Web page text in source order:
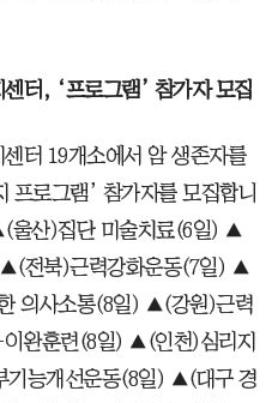
터, ‘프로그램’ 참가자 모집
터 19개소에서 암 생존자를
프로그램’ 참가자를 모집합니
산)집단 미술치료(6일) ▲
전북)근력강화운동(7일) ▲
의사소통(8일) ▲(강원)근력
완훈련(8일) ▲(인천)심리지
능개선운동(8일) ▲(대구 경